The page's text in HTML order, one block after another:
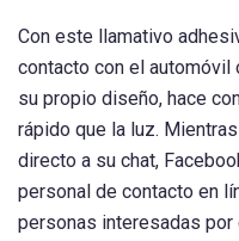
Con este llamativo
contacto con el automóvil
su propio diseño, hace
rápido que la luz.
directo a su chat,
personal de contacto en
personas interesadas por